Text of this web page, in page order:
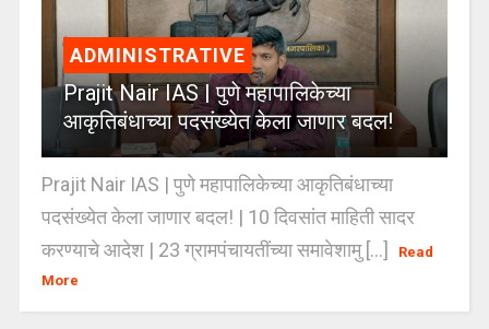
ADMINISTRATIVE
Prajit Nair IAS | पुणे महापालिकेच्या
आकृतिबंधाच्या पदसंख्येत केला जाणार बदल!
Prajit Nair IAS | पुणे महापालिकेच्या आकृतिबंधाच्या
पदसंख्येत केला जाणार बदल! | 10 दिवसांत माहिती सादर
करण्याचे आदेश | 23 ग्रामपंचायतींच्या समावेशामु [...]
Read
More